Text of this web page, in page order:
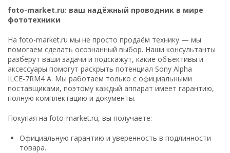
foto-market.ru: ваш надёжный проводник в мире
фототехники
На foto-market.ru мы не просто продаём технику — мы
помогаем сделать осознанный выбор. Наши консультанты
разберут ваши задачи и подскажут, какие объективы и
аксессуары помогут раскрыть потенциал Sony Alpha
ILCE‑7RM4 A. Мы работаем только с официальными
поставщиками, поэтому каждый аппарат имеет гарантию,
полную комплектацию и документы.
Покупая на foto-market.ru, вы получаете:
Официальную гарантию и уверенность в подлинности
товара.